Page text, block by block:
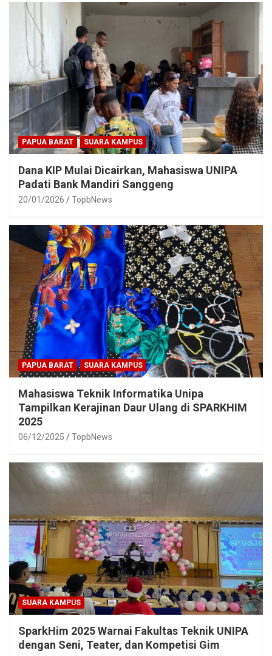
PAPUA BARAT SUARA KAMPUS
Dana KIP Mulai Dicairkan, Mahasiswa UNIPA
Padati Bank Mandiri Sanggeng
20/01/2026 TopbNews
PAPUA BARAT SUARA KAMPUS
Mahasiswa Teknik Informatika Unipa
Tampilkan Kerajinan Daur Ulang di SPARKHIM
2025
06/12/2025 TopbNews
SUARA KAMPUS
SparkHim 2025 Warnai Fakultas Teknik UNIPA
dengan Seni, Teater, dan Kompetisi Gim